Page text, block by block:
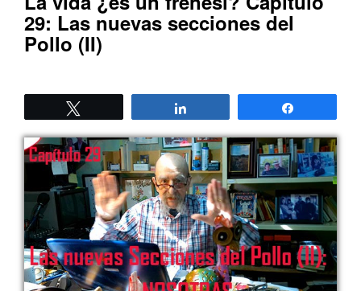
29: Las nuevas secciones del
Pollo (II)